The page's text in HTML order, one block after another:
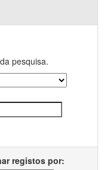
pesquisa.
registos por: